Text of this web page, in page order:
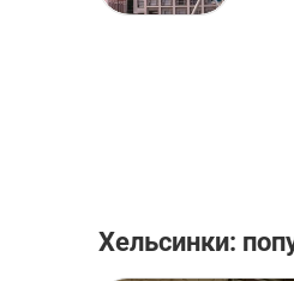
Хельсинки: